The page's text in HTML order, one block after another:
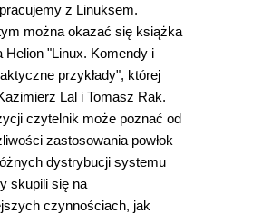
z Linuksem.
można okazać się książka
Helion "Linux. Komendy i
przykłady", której
Lal i Tomasz Rak.
czytelnik może poznać od
zastosowania powłok
dystrybucji systemu
skupili się na
czynnościach, jak